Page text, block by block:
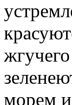
морем